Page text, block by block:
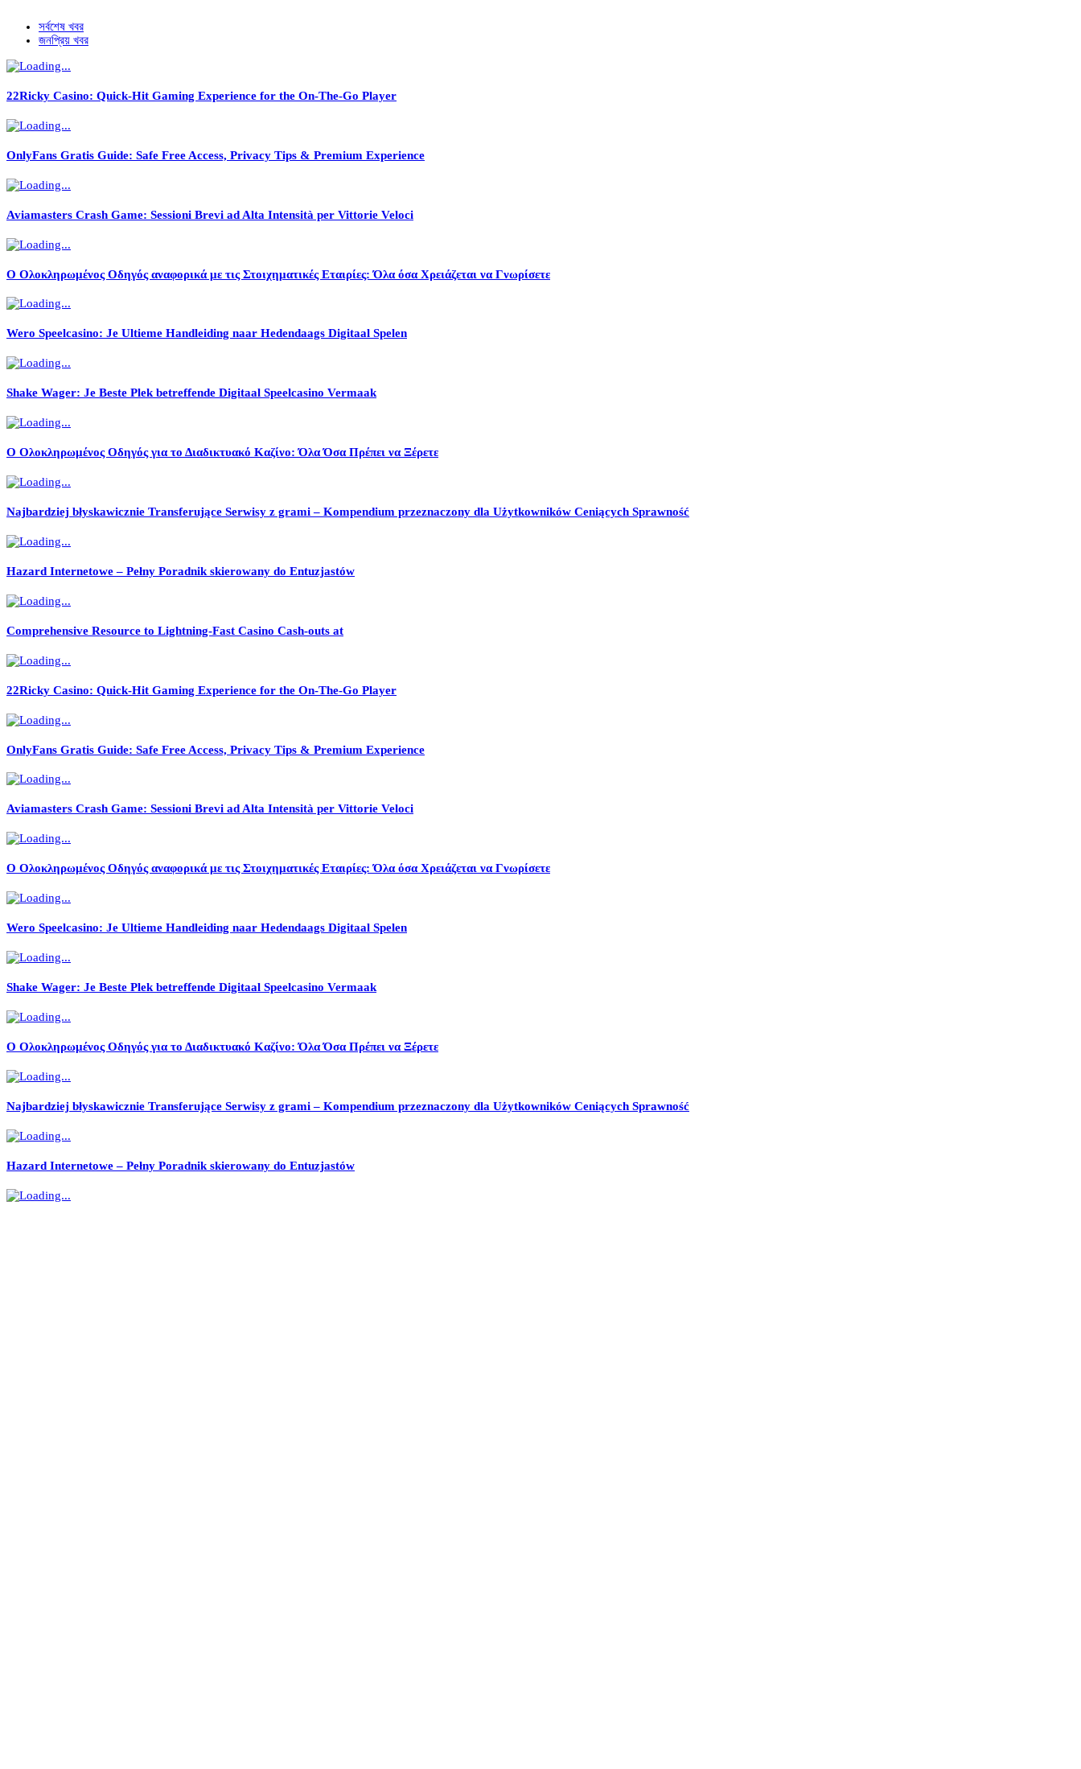
সর্বশেষ খবর
জনপ্রিয় খবর
22Ricky Casino: Quick‑Hit Gaming Experience for the On‑The‑Go Player
OnlyFans Gratis Guide: Safe Free Access, Privacy Tips & Premium Experience
Aviamasters Crash Game: Sessioni Brevi ad Alta Intensità per Vittorie Veloci
Ο Ολοκληρωμένος Οδηγός αναφορικά με τις Στοιχηματικές Εταιρίες: Όλα όσα Χρειάζεται να Γνωρίσετε
Wero Speelcasino: Je Ultieme Handleiding naar Hedendaags Digitaal Spelen
Shake Wager: Je Beste Plek betreffende Digitaal Speelcasino Vermaak
Ο Ολοκληρωμένος Οδηγός για το Διαδικτυακό Καζίνο: Όλα Όσα Πρέπει να Ξέρετε
Najbardziej błyskawicznie Transferujące Serwisy z grami – Kompendium przeznaczony dla Użytkowników Ceniących Sprawność
Hazard Internetowe – Pełny Poradnik skierowany do Entuzjastów
Comprehensive Resource to Lightning-Fast Casino Cash-outs at
22Ricky Casino: Quick‑Hit Gaming Experience for the On‑The‑Go Player
OnlyFans Gratis Guide: Safe Free Access, Privacy Tips & Premium Experience
Aviamasters Crash Game: Sessioni Brevi ad Alta Intensità per Vittorie Veloci
Ο Ολοκληρωμένος Οδηγός αναφορικά με τις Στοιχηματικές Εταιρίες: Όλα όσα Χρειάζεται να Γνωρίσετε
Wero Speelcasino: Je Ultieme Handleiding naar Hedendaags Digitaal Spelen
Shake Wager: Je Beste Plek betreffende Digitaal Speelcasino Vermaak
Ο Ολοκληρωμένος Οδηγός για το Διαδικτυακό Καζίνο: Όλα Όσα Πρέπει να Ξέρετε
Najbardziej błyskawicznie Transferujące Serwisy z grami – Kompendium przeznaczony dla Użytkowników Ceniących Sprawność
Hazard Internetowe – Pełny Poradnik skierowany do Entuzjastów